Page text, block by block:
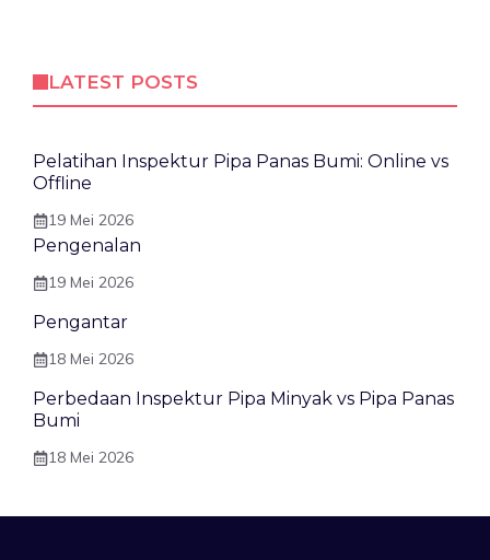
LATEST POSTS
Pelatihan Inspektur Pipa Panas Bumi: Online vs
Offline
19 Mei 2026
Pengenalan
19 Mei 2026
Pengantar
18 Mei 2026
Perbedaan Inspektur Pipa Minyak vs Pipa Panas
Bumi
18 Mei 2026